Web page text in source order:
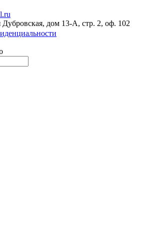
Дубровская, дом 13-А, стр. 2, оф. 102